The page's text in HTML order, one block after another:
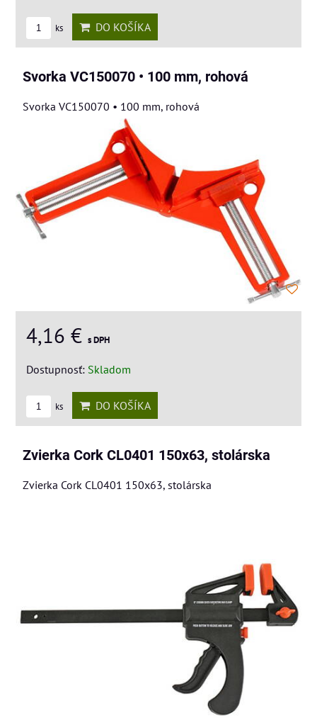
ks DO KOŠÍKA
Svorka VC150070 • 100 mm, rohová
Svorka VC150070 • 100 mm, rohová
4,16 € s DPH
Dostupnosť: Skladom
ks DO KOŠÍKA
Zvierka Cork CL0401 150x63, stolárska
Zvierka Cork CL0401 150x63, stolárska